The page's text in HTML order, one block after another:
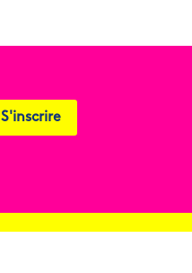
S'inscrire